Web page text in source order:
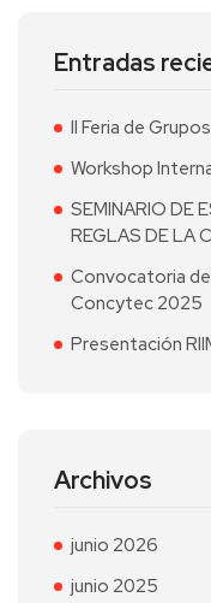
Entradas
II Feria de
Workshop
SEMINARIO DE
REGLAS DE LA
Convocatoria
Concytec 2025
Presentación
Archivos
junio 2026
junio 2025